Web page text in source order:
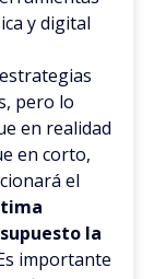
y digital
pero lo
en realidad
en corto,
el
la
importante